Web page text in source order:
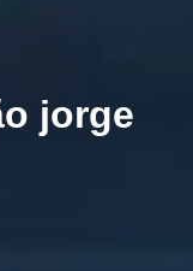
jorge